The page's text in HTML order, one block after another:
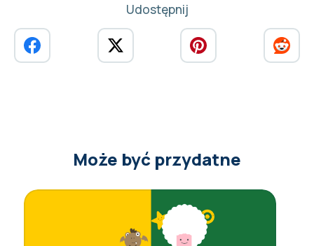
Udostępnij
Może być przydatne